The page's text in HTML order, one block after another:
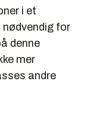
i et
for
denne
mer
andre